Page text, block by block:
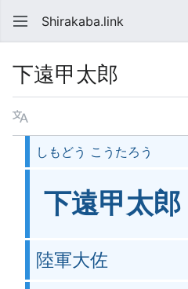
Shirakaba.link
下遠甲太郎
言語
しもどう こうたろう
下遠甲太郎
陸軍大佐